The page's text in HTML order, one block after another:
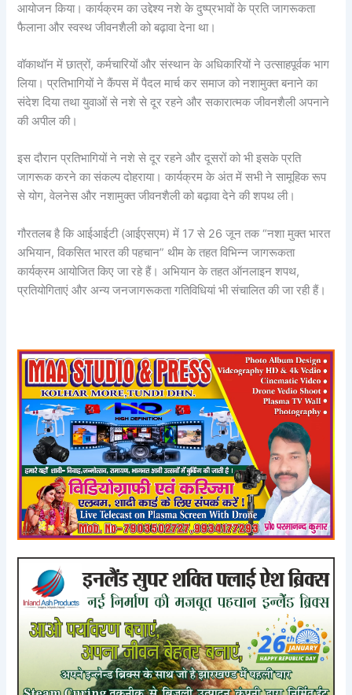
आयोजन किया। कार्यक्रम का उद्देश्य नशे के दुष्प्रभावों के प्रति जागरूकता
फैलाना और स्वस्थ जीवनशैली को बढ़ावा देना था।
वॉकाथॉन में छात्रों, कर्मचारियों और संस्थान के अधिकारियों ने उत्साहपूर्वक भाग
लिया। प्रतिभागियों ने कैंपस में पैदल मार्च कर समाज को नशामुक्त बनाने का
संदेश दिया तथा युवाओं से नशे से दूर रहने और सकारात्मक जीवनशैली अपनाने
की अपील की।
इस दौरान प्रतिभागियों ने नशे से दूर रहने और दूसरों को भी इसके प्रति
जागरूक करने का संकल्प दोहराया। कार्यक्रम के अंत में सभी ने सामूहिक रूप
से योग, वेलनेस और नशामुक्त जीवनशैली को बढ़ावा देने की शपथ ली।
गौरतलब है कि आईआईटी (आईएसएम) में 17 से 26 जून तक “नशा मुक्त भारत
अभियान, विकसित भारत की पहचान” थीम के तहत विभिन्न जागरूकता
कार्यक्रम आयोजित किए जा रहे हैं। अभियान के तहत ऑनलाइन शपथ,
प्रतियोगिताएं और अन्य जनजागरूकता गतिविधियां भी संचालित की जा रही हैं।